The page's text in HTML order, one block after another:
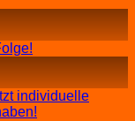
individuelle